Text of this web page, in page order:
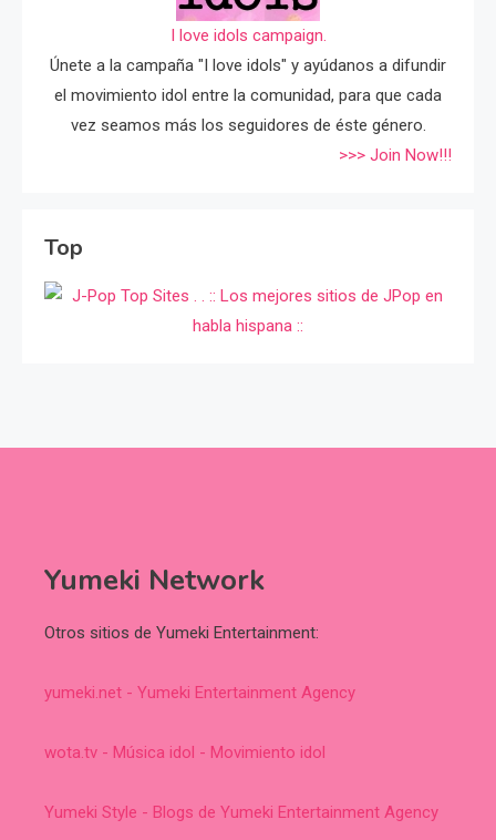
I love idols campaign.
Únete a la campaña "I love idols" y ayúdanos a difundir
el movimiento idol entre la comunidad, para que cada
vez seamos más los seguidores de éste género.
>>> Join Now!!!
Top
Yumeki Network
Otros sitios de Yumeki Entertainment:
yumeki.net - Yumeki Entertainment Agency
wota.tv - Música idol - Movimiento idol
Yumeki Style - Blogs de Yumeki Entertainment Agency